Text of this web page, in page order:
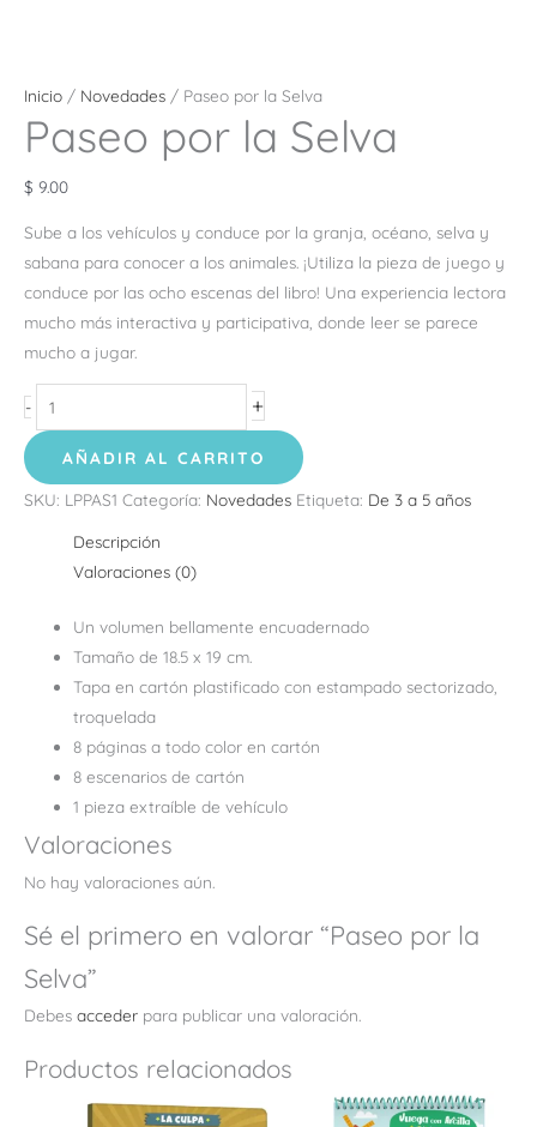
Inicio / Novedades / Paseo por la Selva
Paseo por la Selva
$ 9.00
Sube a los vehículos y conduce por la granja, océano, selva y
sabana para conocer a los animales. ¡Utiliza la pieza de juego y
conduce por las ocho escenas del libro! Una experiencia lectora
mucho más interactiva y participativa, donde leer se parece
mucho a jugar.
- +
AÑADIR AL CARRITO
SKU: LPPAS1 Categoría: Novedades Etiqueta: De 3 a 5 años
Descripción
Valoraciones (0)
Un volumen bellamente encuadernado
Tamaño de 18.5 x 19 cm.
Tapa en cartón plastificado con estampado sectorizado,
troquelada
8 páginas a todo color en cartón
8 escenarios de cartón
1 pieza extraíble de vehículo
Valoraciones
No hay valoraciones aún.
Sé el primero en valorar “Paseo por la
Selva”
Debes acceder para publicar una valoración.
Productos relacionados